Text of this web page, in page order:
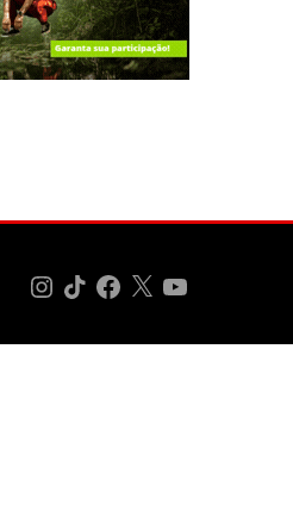
Instagram
TikTokFacebook
X YouTube